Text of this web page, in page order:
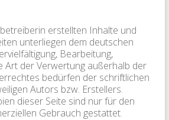
erstellten Inhalte und
unterliegen dem deutschen
Bearbeitung,
Art der Verwertung außerhalb der
bedürfen der schriftlichen
Autors bzw. Erstellers.
dieser Seite sind nur für den
Gebrauch gestattet.